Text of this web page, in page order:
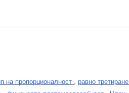
на пропорционалност равно третиране